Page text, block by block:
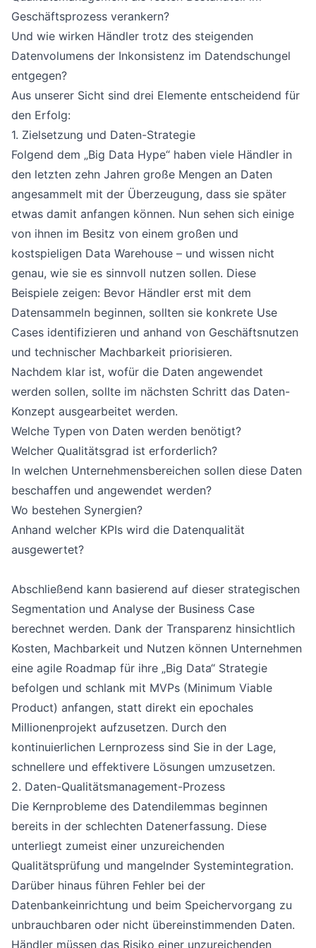
Geschäftsprozess verankern?
Und wie wirken Händler trotz des steigenden
Datenvolumens der Inkonsistenz im Datendschungel
entgegen?
Aus unserer Sicht sind drei Elemente entscheidend für
den Erfolg:
1. Zielsetzung und Daten-Strategie
Folgend dem „Big Data Hype“ haben viele Händler in
den letzten zehn Jahren große Mengen an Daten
angesammelt mit der Überzeugung, dass sie später
etwas damit anfangen können. Nun sehen sich einige
von ihnen im Besitz von einem großen und
kostspieligen Data Warehouse – und wissen nicht
genau, wie sie es sinnvoll nutzen sollen. Diese
Beispiele zeigen: Bevor Händler erst mit dem
Datensammeln beginnen, sollten sie konkrete Use
Cases identifizieren und anhand von Geschäftsnutzen
und technischer Machbarkeit priorisieren.
Nachdem klar ist, wofür die Daten angewendet
werden sollen, sollte im nächsten Schritt das Daten-
Konzept ausgearbeitet werden.
Welche Typen von Daten werden benötigt?
Welcher Qualitätsgrad ist erforderlich?
In welchen Unternehmensbereichen sollen diese Daten
beschaffen und angewendet werden?
Wo bestehen Synergien?
Anhand welcher KPIs wird die Datenqualität
ausgewertet?
Abschließend kann basierend auf dieser strategischen
Segmentation und Analyse der Business Case
berechnet werden. Dank der Transparenz hinsichtlich
Kosten, Machbarkeit und Nutzen können Unternehmen
eine agile Roadmap für ihre „Big Data“ Strategie
befolgen und schlank mit MVPs (Minimum Viable
Product) anfangen, statt direkt ein epochales
Millionenprojekt aufzusetzen. Durch den
kontinuierlichen Lernprozess sind Sie in der Lage,
schnellere und effektivere Lösungen umzusetzen.
2. Daten-Qualitätsmanagement-Prozess
Die Kernprobleme des Datendilemmas beginnen
bereits in der schlechten Datenerfassung. Diese
unterliegt zumeist einer unzureichenden
Qualitätsprüfung und mangelnder Systemintegration.
Darüber hinaus führen Fehler bei der
Datenbankeinrichtung und beim Speichervorgang zu
unbrauchbaren oder nicht übereinstimmenden Daten.
Händler müssen das Risiko einer unzureichenden